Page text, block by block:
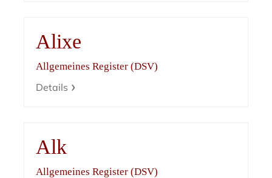
Alixe
Allgemeines Register (DSV)
Details
Alk
Allgemeines Register (DSV)